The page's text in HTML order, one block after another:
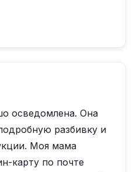
осведомлена. Она
разбивку и
Моя мама
карту по почте